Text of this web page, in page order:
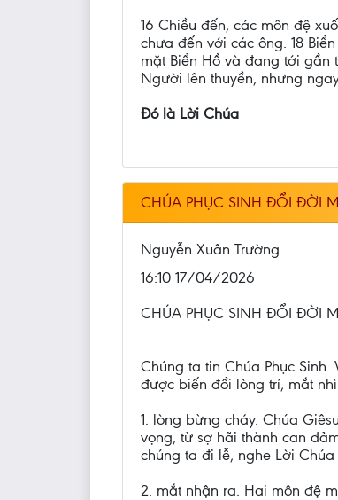
16 Chiều đến, các môn đệ
chưa đến với các ông. 18
mặt Biển Hồ và đang tới gần
Người lên thuyền, nhưng
Đó là Lời Chúa
CHÚA PHỤC SINH ĐỔI ĐỜI
Nguyễn Xuân Trường
16:10 17/04/2026
CHÚA PHỤC SINH ĐỔI ĐỜI
Chúng ta tin Chúa Phục
được biến đổi lòng trí, mắt
1. lòng bừng cháy. Chúa
vọng, từ sợ hãi thành can
chúng ta đi lễ, nghe Lời
2. mắt nhận ra. Hai môn đệ